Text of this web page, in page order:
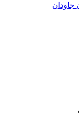
جاودان